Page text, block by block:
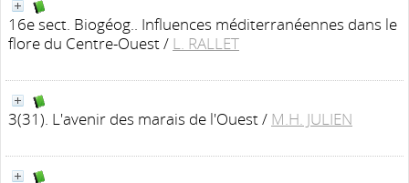
16e sect. Biogéog.. Influences méditerranéennes dans le
flore du Centre-Ouest/ L. RALLET
3(31). L'avenir des marais de l'Ouest/ M.H. JULIEN